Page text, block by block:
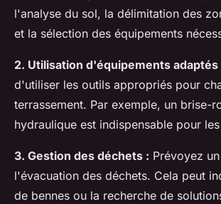
l'analyse du sol, la délimitation des
et la sélection des équipements
2. Utilisation d'équipements adaptés
d'utiliser les outils appropriés pour
terrassement. Par exemple, un brise-
hydraulique est indispensable pour
3. Gestion des déchets : Prévoyez
l'évacuation des déchets. Cela peut
de bennes ou la recherche de